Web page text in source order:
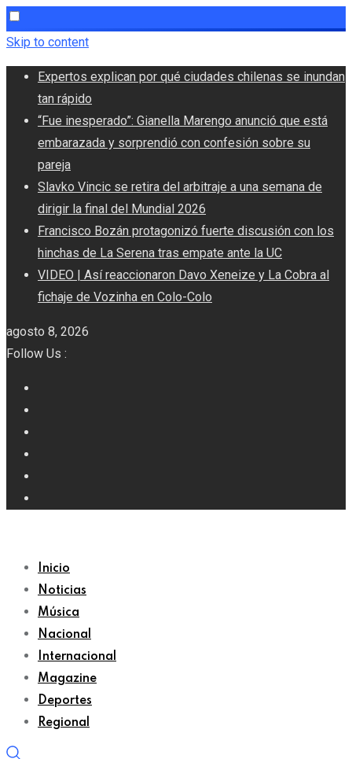
Skip to content
Expertos explican por qué ciudades chilenas se inundan
tan rápido
“Fue inesperado”: Gianella Marengo anunció que está
embarazada y sorprendió con confesión sobre su
pareja
Slavko Vincic se retira del arbitraje a una semana de
dirigir la final del Mundial 2026
Francisco Bozán protagonizó fuerte discusión con los
hinchas de La Serena tras empate ante la UC
VIDEO | Así reaccionaron Davo Xeneize y La Cobra al
fichaje de Vozinha en Colo-Colo
agosto 8, 2026
Follow Us :
Inicio
Noticias
Música
Nacional
Internacional
Magazine
Deportes
Regional